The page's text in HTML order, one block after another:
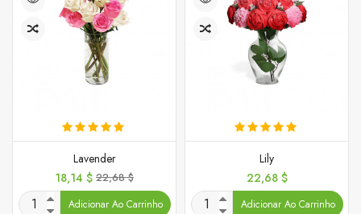
Lavender
Preço
18,14 $ Preço
normal
22,68 $
Adicionar Ao Carrinho
Lily
Preço
22,68 $
Adicionar Ao Carrinho